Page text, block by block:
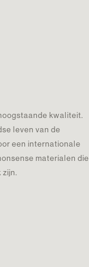
kwaliteit.
leven van de
een internationale
materialen die